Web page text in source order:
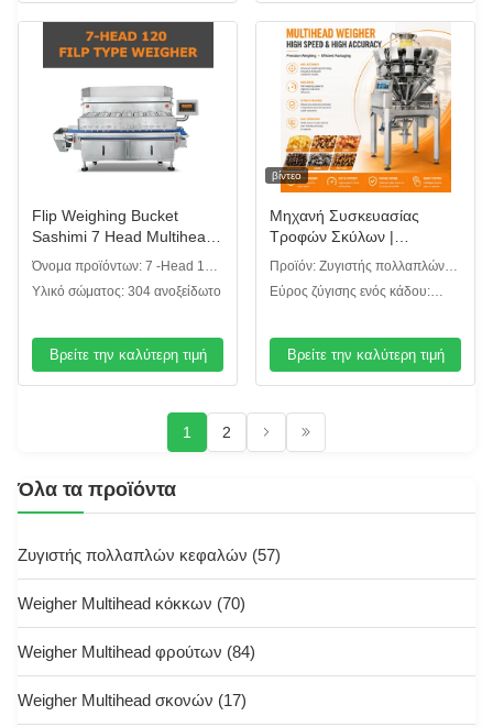
Flip Weighing Bucket
Sashimi 7 Head Multihead
Weigher for Fresh Aquatic
Industry
Όνομα προϊόντων: 7 -Head 120
Flip Type Weighter
Υλικό σώματος: 304 ανοξείδωτο
Βρείτε την καλύτερη τιμή
βίντεο
Μηχανή Συσκευασίας
Τροφών Σκύλων |
Εξειδικευμένο
Πολυκεφαλικό Ζυγιστικό για
Μακριά Ξερά Κρέατα &
Αντι-Συμφόρησης
Προϊόν: Ζυγιστής πολλαπλών
κεφαλών για υλικά λωρίδων
Εύρος ζύγισης ενός κάδου:
Βρείτε την καλύτερη τιμή
1 2
Όλα τα προϊόντα
Ζυγιστής πολλαπλών κεφαλών (57)
Weigher Multihead κόκκων (70)
Weigher Multihead φρούτων (84)
Weigher Multihead σκονών (17)